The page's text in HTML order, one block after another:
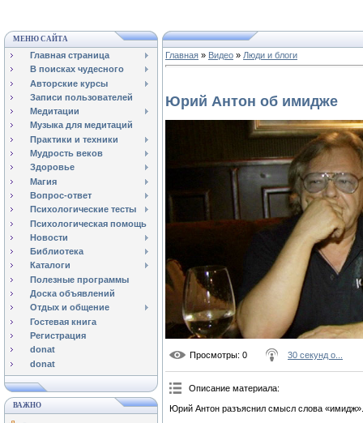
МЕНЮ САЙТА
Главная страница
В поисках чудесного
Авторские курсы
Записи пользователей
Медитации
Музыка для медитаций
Практики и техники
Мудрость веков
Здоровье
Магия
Вопрос-ответ
Психологические тесты
Психологическая помощь
Новости
Библиотека
Каталоги
Полезные программы
Доска объявлений
Отдых и общение
Гостевая книга
Регистрация
donat
donat
ВАЖНО
Главная » Видео » Люди и блоги
Юрий Антон об имидже
Просмотры: 0 30 секунд о...
Описание материала:
Юрий Антон разъяснил смысл слова «имидж».